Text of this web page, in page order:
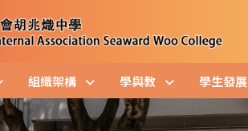
組織架構 學與教 學生發展